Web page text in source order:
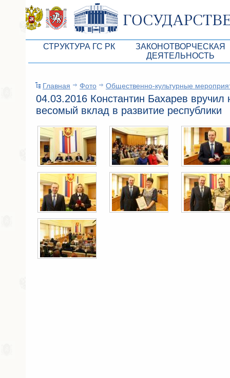
СТРУКТУРА ГС РК
Президиум ГС РК
Депутатский корпус
Комитеты ГС РК
Депутатские фракции ГС РК
Аппарат ГС РК
Советники Председателя ГС РК
Управление делами ГС РК
Поиск депутата по округу
ЗАКОНОТВОРЧЕСКАЯ
ДЕЯТЕЛЬНОСТЬ
Бюджет Республики
Антикоррупционная
Независимая
Информация
Схема
Статистика
Главная Фото Общественно-культурные
04.03.2016 Константин Бахарев
весомый вклад в развитие республики